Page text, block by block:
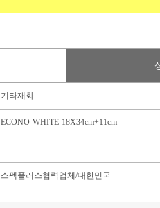
기타재화
ECONO-WHITE-18X34cm+11cm
스펙플러스협력업체/대한민국